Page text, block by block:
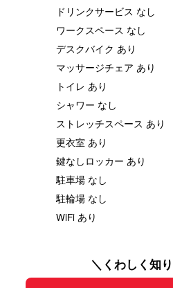
ドリンクサービス なし
ワークスペース なし
デスクバイク あり
マッサージチェア あり
トイレ あり
シャワー なし
ストレッチスペース あり
更衣室 あり
鍵なしロッカー あり
駐車場 なし
駐輪場 なし
WiFi あり
＼くわしく知